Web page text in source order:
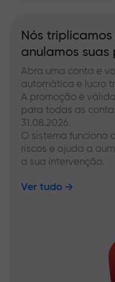
Nós triplicamos
anulamos suas
Abra uma conta e
automática e lucro
A promoção é
para todas as
31.08.2026.
O sistema funciona
riscos e ajuda a
a sua intervenção.
Ver tudo